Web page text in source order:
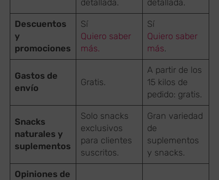
detallada.
detallada.
Descuentos
y
promociones
Sí
Quiero saber
más.
Sí
Quiero saber
más.
Gastos de
envío
Gratis.
A partir de los
15 kilos de
pedido: gratis.
Snacks
naturales y
suplementos
Solo snacks
exclusivos
para clientes
suscritos.
Gran variedad
de
suplementos
y snacks.
Opiniones de